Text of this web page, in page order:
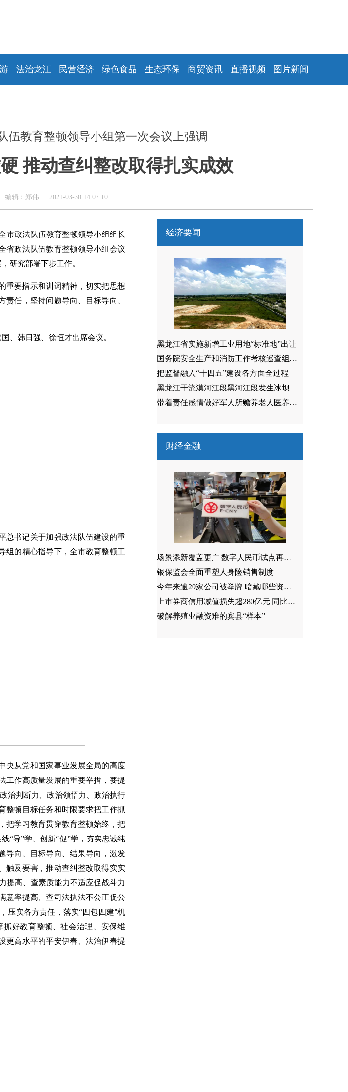
法治龙江 民营经济 绿色食品 生态环保 商贸资讯 直播视频 图片新闻
伍教育整顿领导小组第一次会议上强调
推动查纠整改取得扎实成效
辑：郑伟 2021-03-30 14:07:10
市政法队伍教育整顿领导小组组长
省政法队伍教育整顿领导小组会议
研究部署下步工作。
重要指示和训词精神，切实把思想
任，坚持问题导向、目标导向、
、韩日强、徐恒才出席会议。
总书记关于加强政法队伍建设的重
组的精心指导下，全市教育整顿工
央从党和国家事业发展全局的高度
工作高质量发展的重要举措，要提
治判断力、政治领悟力、政治执行
整顿目标任务和时限要求把工作抓
把学习教育贯穿教育整顿始终，把
“导”学、创新“促”学，夯实忠诚纯
导向、目标导向、结果导向，激发
触及要害，推动查纠整改取得实实
提高、查素质能力不适应促战斗力
意率提高、查司法执法不公正促公
压实各方责任，落实“四包四建”机
好教育整顿、社会治理、安保维
更高水平的平安伊春、法治伊春提
经济要闻
黑龙江省实施新增工业用地“标准地”出让
国务院安全生产和消防工作考核巡查组来我省开展考核巡查
把监督融入“十四五”建设各方面全过程
黑龙江干流漠河江段黑河江段发生冰坝
带着责任感情做好军人所赡养老人医养保障工作
财经金融
场景添新覆盖更广 数字人民币试点再扩容
银保监会全面重塑人身险销售制度
今年来逾20家公司被举牌 暗藏哪些资本新趋势？
上市券商信用减值损失超280亿元 同比增长近71%
破解养殖业融资难的宾县“样本”